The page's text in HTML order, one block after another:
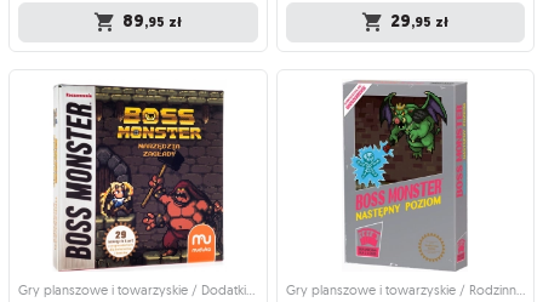
89,95 zł
Gry planszowe i towarzyskie /
Strategiczne gry planszowe
Boss Monster (edycja
polska)
Gra zainspirowana klasycznymi grami
komputerowymi...
☆
☆
☆
☆
☆ (21)
Wysyłka dzisiaj
89
29,95 zł
Gry planszowe i towarzyskie / Dodatki
do gier
Boss Monster: Krypta
złoczyńców
Wkrocz do krypty i zostań
najpotężniejszym bossem!
☆
☆
☆
☆
☆
Wysyłka dzisiaj
29 ,95 zł
Gry planszowe i towarzyskie / Dodatki do gier Gry planszowe i towarzyskie / Rodzinne gry planszowe